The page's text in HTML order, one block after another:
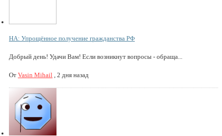
НА: Упрощённое получение гражданства РФ
Добрый день! Удачи Вам! Если возникнут вопросы - обраща...
От Vasin Mihail , 2 дня назад